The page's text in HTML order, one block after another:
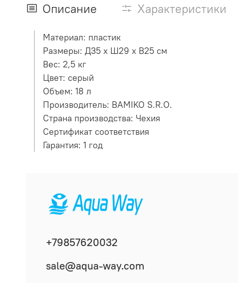
Описание Характеристики
Материал: пластик
Размеры: Д35 х Ш29 х В25 см
Вес: 2,5 кг
Цвет: серый
Объем: 18 л
Производитель: BAMIKO S.R.O.
Страна производства: Чехия
Сертификат соответствия
Гарантия: 1 год
+79857620032
sale@aqua-way.com